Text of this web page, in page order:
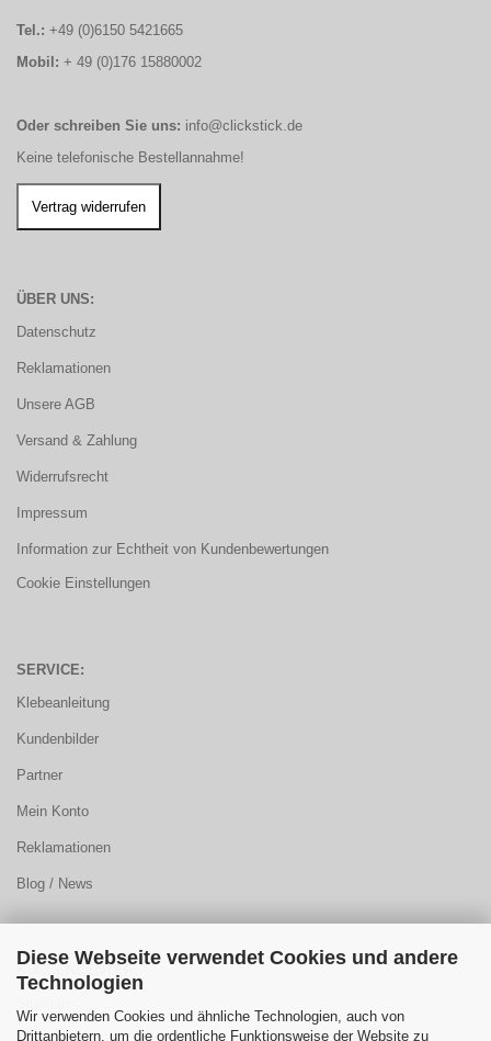
Diese Webseite verwendet Cookies und andere
Technologien
Wir verwenden Cookies und ähnliche Technologien, auch von
Drittanbietern, um die ordentliche Funktionsweise der Website zu
Tel.: +49 (0)6150 5421665
Mobil: + 49 (0)176 15880002
Oder schreiben Sie uns: info@clickstick.de
Keine telefonische Bestellannahme!
ÜBER UNS:
Datenschutz
Reklamationen
Unsere AGB
Versand & Zahlung
Widerrufsrecht
Impressum
Information zur Echtheit von Kundenbewertungen
Cookie Einstellungen
SERVICE:
Klebeanleitung
Kundenbilder
Partner
Mein Konto
Reklamationen
Blog / News